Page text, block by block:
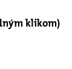
klikom)